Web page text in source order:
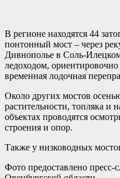
В регионе находятся 44
понтонный мост – через
Дивнополье в Соль-
ледоходом, ориентировочно
временная лодочная
Около других мостов
растительности, топляка и
объектах проводятся
строения и опор.
Также у низководных
Фото предоставлено пресс-